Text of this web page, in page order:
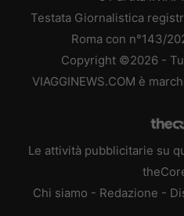
Testata Giornalistica
Roma con n°143/
Copyright ©2026 -
VIAGGINEWS.COM è
Le attività pubblicitarie su
Chi siamo - Redazione -